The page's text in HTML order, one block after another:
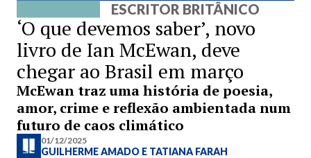
ESCRITOR BRITÂNICO
‘O que devemos saber’, novo
livro de Ian McEwan, deve
chegar ao Brasil em março
McEwan traz uma história de poesia,
amor, crime e reflexão ambientada num
futuro de caos climático
01/12/2025
GUILHERME AMADO E TATIANA FARAH